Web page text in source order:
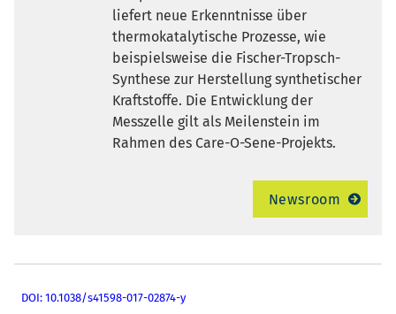
liefert neue Erkenntnisse über
thermokatalytische Prozesse, wie
beispielsweise die Fischer-Tropsch-
Synthese zur Herstellung synthetischer
Kraftstoffe. Die Entwicklung der
Messzelle gilt als Meilenstein im
Rahmen des Care-O-Sene-Projekts.
Newsroom
DOI: 10.1038/s41598-017-02874-y